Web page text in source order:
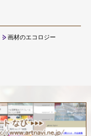
画材のエコロジー